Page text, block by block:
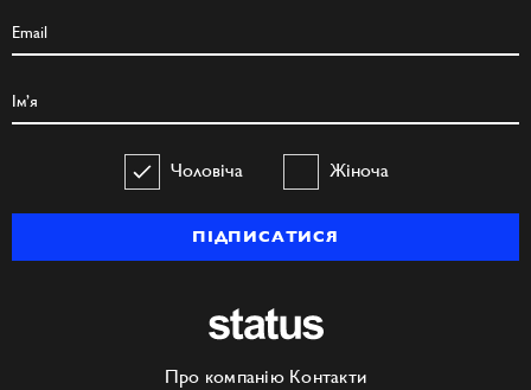
Чоловіча Жіноча
ПІДПИСАТИСЯ
Про компанію Контакти